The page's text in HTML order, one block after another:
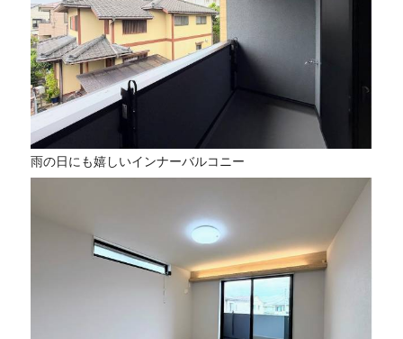
雨の日にも嬉しいインナーバルコニー